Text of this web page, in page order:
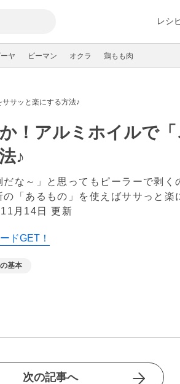
レシ
ヤ ピーマン オクラ 鶏もも肉
サッと楽にする方法♪
！アルミホイルで
♪
だな～」と思ってもピーラーで剥
「あるもの」を使えばササっと
月14日 更新
ドGET！
基本
次の記事へ